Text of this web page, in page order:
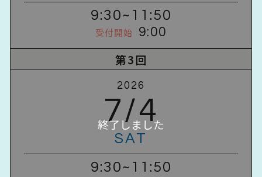
9:30~11:50
受付開始 9:00
第3回
2026
7/4
SAT
9:30~11:50